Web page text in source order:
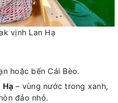
vịnh Lan Hạ
hoặc bến Cái Bèo.
Hạ – vùng nước trong xanh,
đảo nhỏ.